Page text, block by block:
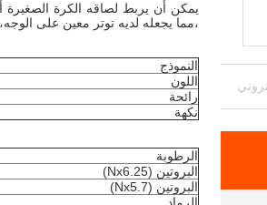
يمكن أن يربط لصاقه الكرة الصغيرة
،مما يجعله لديه توتر معين على
النموذج
اللون
رائحة
نكهة
الرطوبة
البروتين (Nx6.25)
البروتين (Nx5.7)